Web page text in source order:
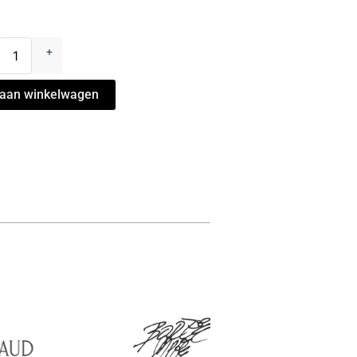
+
winkelwagen